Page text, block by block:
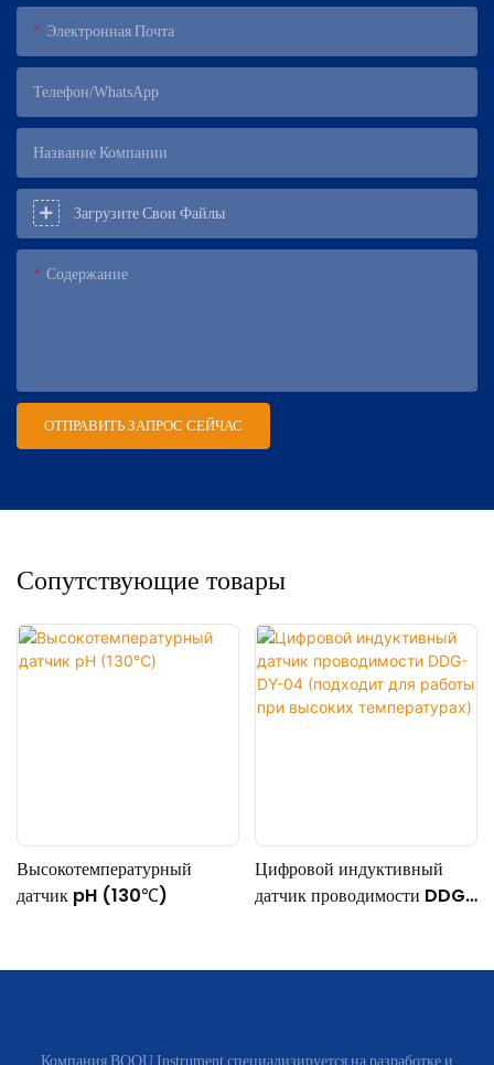
Электронная Почта
Телефон/WhatsApp
Название Компании
Загрузите Свои Файлы
Содержание
ОТПРАВИТЬ ЗАПРОС СЕЙЧАС
Сопутствующие товары
Высокотемпературный
датчик pH (130℃)
Цифровой индуктивный
датчик проводимости DDG-
температурах)
Компания BOQU Instrument специализируется на разработке и